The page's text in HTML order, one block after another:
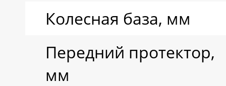
Колесная база, мм
Передний протектор,
мм